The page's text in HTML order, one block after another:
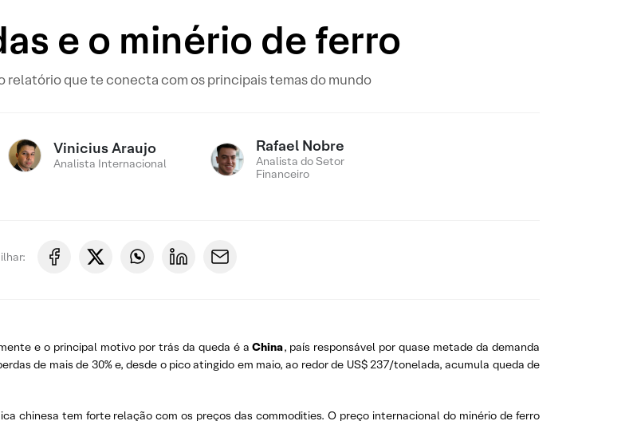
e o minério de ferro
relatório que te conecta com os principais temas do mundo
Vinicius Araujo
Analista Internacional
Rafael Nobre
Analista do Setor
Financeiro
e o principal motivo por trás da queda é a China, país responsável por quase metade da demanda
de mais de 30% e, desde o pico atingido em maio, ao redor de US$ 237/tonelada, acumula queda de
chinesa tem forte relação com os preços das commodities. O preço internacional do minério de ferro